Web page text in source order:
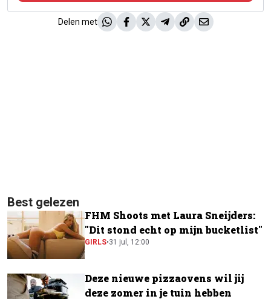
Delen met
Best gelezen
FHM Shoots met Laura Sneijders:
"Dit stond echt op mijn bucketlist"
GIRLS•31 jul, 12:00
Deze nieuwe pizzaovens wil jij
deze zomer in je tuin hebben